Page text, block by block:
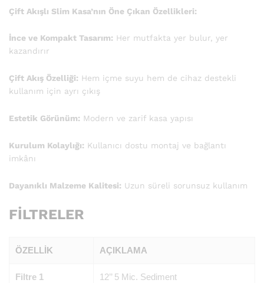
Çift Akışlı Slim Kasa’nın Öne Çıkan Özellikleri:
İnce ve Kompakt Tasarım: Her mutfakta yer bulur, yer
kazandırır
Çift Akış Özelliği: Hem içme suyu hem de cihaz destekli
kullanım için ayrı çıkış
Estetik Görünüm: Modern ve zarif kasa yapısı
Kurulum Kolaylığı: Kullanıcı dostu montaj ve bağlantı
imkânı
Dayanıklı Malzeme Kalitesi: Uzun süreli sorunsuz kullanım
FİLTRELER
ÖZELLIK AÇIKLAMA
Filtre 1 12’’ 5 Mic. Sediment